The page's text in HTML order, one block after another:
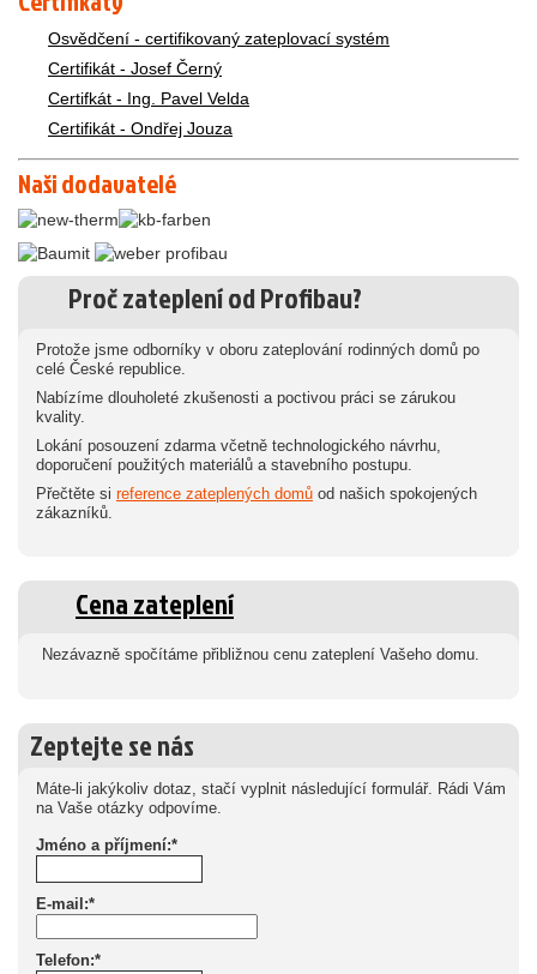
Osvědčení - certifikovaný zateplovací systém
Certifikát - Josef Černý
Certifkát - Ing. Pavel Velda
Certifikát - Ondřej Jouza
Naši dodavatelé
Proč zateplení od Profibau?
Protože jsme odborníky v oboru zateplování rodinných domů po
celé České republice.
Nabízíme dlouholeté zkušenosti a poctivou práci se zárukou
kvality.
Lokání posouzení zdarma včetně technologického návrhu,
doporučení použitých materiálů a stavebního postupu.
Přečtěte si reference zateplených domů od našich spokojených
zákazníků.
Cena zateplení
Nezávazně spočítáme přibližnou cenu zateplení Vašeho domu.
Zeptejte se nás
Máte-li jakýkoliv dotaz, stačí vyplnit následující formulář. Rádi Vám
na Vaše otázky odpovíme.
Jméno a příjmení:*
E-mail:*
Telefon:*